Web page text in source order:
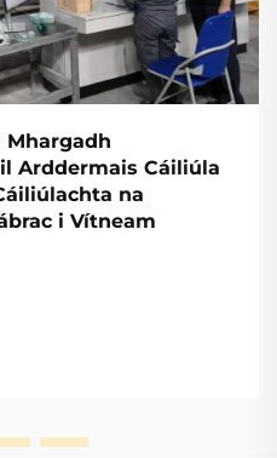
Mhargadh
Arddermais Cáiliúla
na
i Vítneam